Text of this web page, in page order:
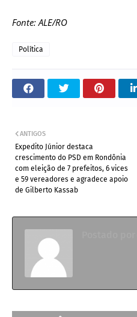
Fonte: ALE/RO
Política
ANTIGOS
Expedito Júnior destaca
crescimento do PSD em Rondônia
com eleição de 7 prefeitos, 6 vices
e 59 vereadores e agradece apoio
de Gilberto Kassab